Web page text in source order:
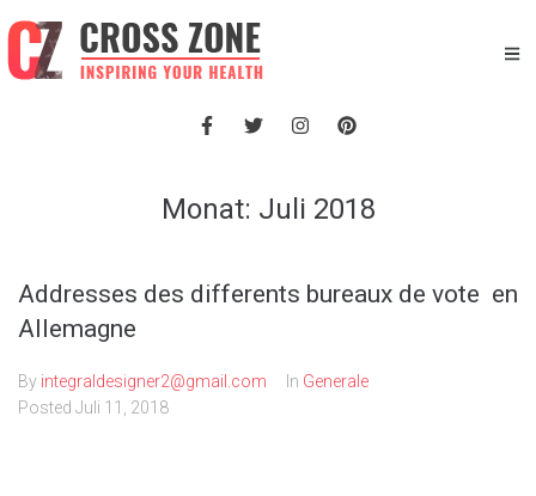
Monat: Juli 2018
Addresses des differents bureaux de vote en
Allemagne
By integraldesigner2@gmail.com In Generale
Posted Juli 11, 2018